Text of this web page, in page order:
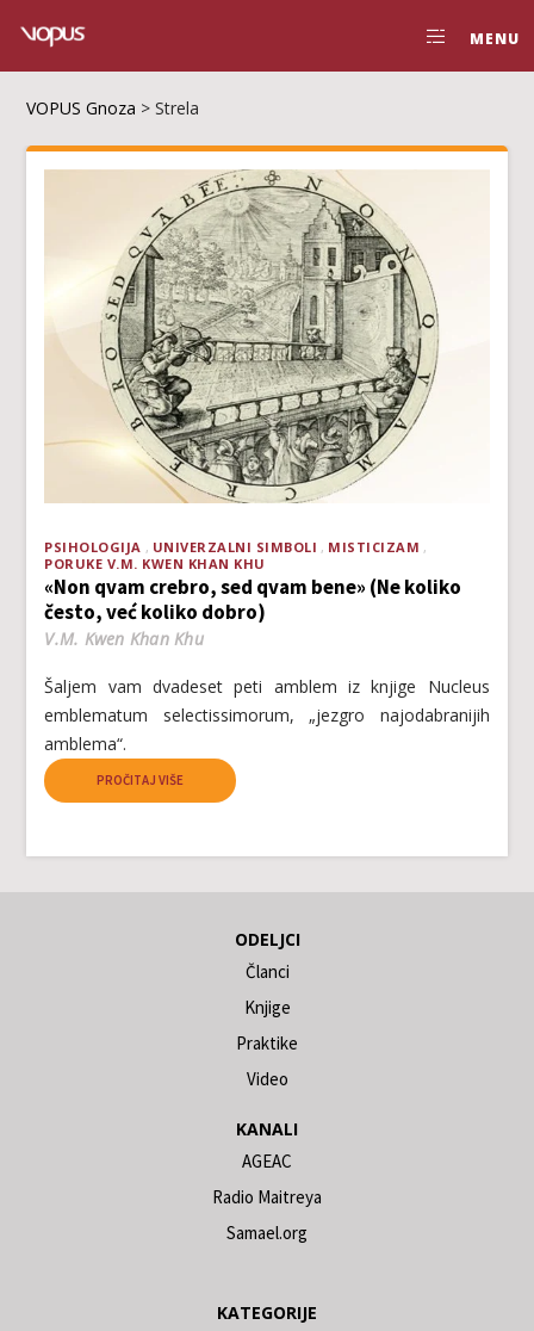
MENU
VOPUS Gnoza >Strela
PSIHOLOGIJA UNIVERZALNI SIMBOLI
MISTICIZAM
PORUKE V.M. KWEN KHAN KHU
«Non qvam crebro, sed qvam bene» (Ne koliko
često, već koliko dobro)
V.M. Kwen Khan Khu
Šaljem vam dvadeset peti amblem iz knjige Nucleus
emblematum selectissimorum, „jezgro najodabranijih
amblema“.
PROČITAJ VIŠE
ODELJCI
Članci
Knjige
Praktike
Video
KANALI
AGEAC
Radio Maitreya
Samael.org
KATEGORIJE